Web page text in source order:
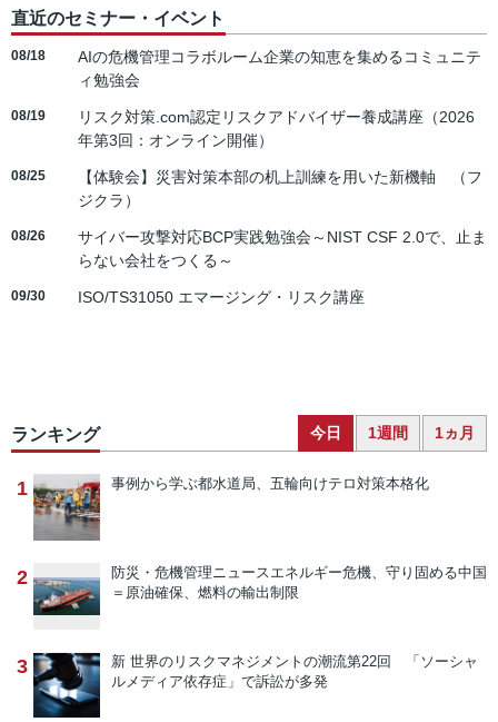
直近のセミナー・イベント
08/18
AIの危機管理コラボルーム企業の知恵を集めるコミュニテ
ィ勉強会
08/19
リスク対策.com認定リスクアドバイザー養成講座（2026
年第3回：オンライン開催）
08/25
【体験会】災害対策本部の机上訓練を用いた新機軸 （フ
ジクラ）
08/26
サイバー攻撃対応BCP実践勉強会～NIST CSF 2.0で、止ま
らない会社をつくる～
09/30 ISO/TS31050 エマージング・リスク講座
ランキング 今日 1週間 1ヵ月
1 事例から学ぶ都水道局、五輪向けテロ対策本格化
2 防災・危機管理ニュースエネルギー危機、守り固める中国
＝原油確保、燃料の輸出制限
3 新 世界のリスクマネジメントの潮流第22回 「ソーシャ
ルメディア依存症」で訴訟が多発